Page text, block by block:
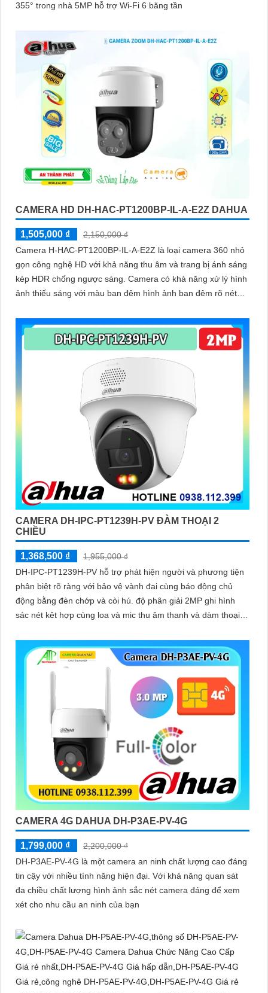
355° trong nhà 5MP hỗ trợ Wi-Fi 6 băng tần
CAMERA HD DH-HAC-PT1200BP-IL-A-E2Z DAHUA
1,505,000 ₫
2,150,000 ₫
Camera H-HAC-PT1200BP-IL-A-E2Z là loại camera 360 nhỏ
gọn công nghệ HD với khả năng thu âm và trang bị ánh sáng
kép HDR chống ngược sáng. Camera có khả năng xử lý hình
ảnh thiếu sáng với màu ban đêm hình ảnh ban đêm rõ nét
CAMERA DH-IPC-PT1239H-PV ĐÀM THOẠI 2
CHIỀU
1,368,500 ₫
1,955,000 ₫
DH-IPC-PT1239H-PV hỗ trợ phát hiện người và phương tiện
phân biệt rõ ràng với bảo vệ vành đai cùng báo động chủ
động bằng đèn chớp và còi hú. độ phân giải 2MP ghi hình
sác nét kêt hợp cùng loa và mic thu âm thanh và dàm thoại
CAMERA 4G DAHUA DH-P3AE-PV-4G
1,799,000 ₫
2,200,000 ₫
DH-P3AE-PV-4G là một camera an ninh chất lượng cao đáng
tin cậy với nhiều tính năng hiện đại. Với khả năng quan sát
đa chiều chất lượng hình ảnh sắc nét camera đáng để xem
xét cho nhu cầu an ninh của bạn